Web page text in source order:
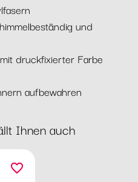
und
druckfixierter Farbe
aufbewahren
Ihnen auch
favorite_border